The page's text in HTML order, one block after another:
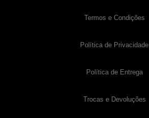
Termos e Condições
Política de Privacidade
Política de Entrega
Trocas e Devoluções